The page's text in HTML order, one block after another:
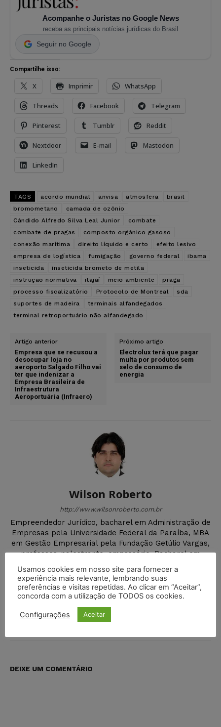
Acompanhe o Juristas no Google News
receba as principais notícias jurídicas do Brasil
Seguir no Google
Compartilhe isso:
X Imprimir WhatsApp
Threads Facebook Telegram
Pinterest Tumblr Reddit
Nextdoor E-mail Mastodon
LinkedIn
TAGS acordo mundial anvisa atmosfera
brasil
bromometano
camada de ozônio
Cândido Alfredo Silva Leal Junior
combate
combate de pragas
composto orgânico gasoso
conexão marítima
direito líquido e certo
efeito lesivo
empresa de logística
fumigação governo federal
ibama
inseticida
inseticida brometo de metila
instrução normativa
itajaí meio ambiente
praga
processo fiscalizatório
Protocolo de Montreal
sda
suportes de madeira
terminais alfandegados
terminal retroportuário não alfandegado
Artigo anterior
Empresa que se recusou a
desocupar loja no
aeroporto Salgado Filho vai
ter que indenizar a
Empresa Brasileira de
Infraestrutura
Aeroportuária (Infraero)
Próximo artigo
Electrolux terá que pagar
multa por produtos sem
selo de consumo de
energia
Wilson Roberto
http://www.wilsonroberto.com.br
Empreendedor Jurídico, bacharel em Administração de
Empresas pela Universidade Federal da Paraíba, MBA
em Gestão Empresarial pela Fundação Getúlio Vargas,
professor, palestrante, empresário, Bacharel em
Internacional pela Faculdade de Direito da
Universidade Clássica de Lisboa. Foi doutorando em
Direito Empresarial pela mesma Universidade. Autor
de livros e artigos.
DEIXE UM COMENTÁRIO
Usamos cookies em nosso site para fornecer a
experiência mais relevante, lembrando suas
preferências e visitas repetidas. Ao clicar em “Aceitar”,
concorda com a utilização de TODOS os cookies.
Configurações Aceitar